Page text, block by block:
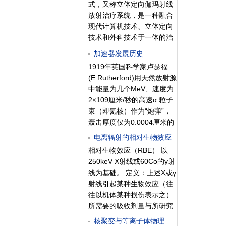
后婴儿发生早期死亡。 3．
每个做过X射线检查的孕
妇，胎儿都会出现畸形或死
亡吗？不一定。因为Ｘ射线
素有关： ⑴与照射剂量有
关：一般认为胎儿吸收ｘ射
线剂量在１０拉德以
有当α放射性物质经过呼吸
道、消化道，或者通过伤口
进入体内时，方会对人员产
生危害。其危害是α射线的
体内照射，将对人体组织产
生长期损伤作用。核弹头中
的核裂变材料具有α放射
性，但这种放射性没有多大
军事意义。第二种核辐射所
携带的能量略微大一些，叫
做β辐射。β辐射是由β粒子
子的质量极小，可忽略不
计，带一个单位负电荷。这
类核辐射的穿透本领也同样
很小。能量最
式，又称立体定向伽玛射线
放射治疗系统，是一种融合
现代计算机技术、立体定向
技术和外科技术于一体的治
疗性设备，它将多个伽玛射
线放射源所产生的多束伽玛
射线几何聚焦、集中照射于
病灶，大剂量、致死性地摧
毁靶点内的组织，而射线在
病变周围正常组织中的剂量
锐减，因此其治疗照射范围
与正常组织界限非常明显，
边缘如刀割一样，人们形象
的称之为“伽玛刀”。伽玛刀
分为头部伽玛刀和体部伽玛
刀。头部伽玛刀主要用于颅
内小肿瘤和功能性疾病的治
疗，体部伽玛刀主要用于治
疗全身其他部位的肿瘤。伽
加速器发展历史
1919年英国科学家卢瑟福
(E.Rutherford)用天然放射源
中能量为几个MeV、速度为
2×109厘米/秒的高速α 粒子
束（即氦核）作为“炮弹”，
轰击厚度仅为0.0004厘米的
金属箔的“靶”，实现了人类
应。利用靶后放置的硫化锌
荧光屏测得了粒子散射的分
布，发现原子核本身有结
构，激发了人们寻求更高能
量的粒子来作为“炮弹”的愿
望。静电加速器（1928
年）、回旋加速器（1929
电离辐射的相对生物效应
相对生物效应（RBE） 以
250keV X射线或60Co的γ射
线为基础。 定义：上述X或γ
射线引起某种生物效应（往
往以机体某种损伤表示之）
所需要的吸收剂量与所研究
的电离辐射引起相同生物效
核聚变与等离子体物理